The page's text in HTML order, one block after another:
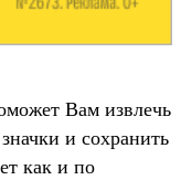
Вам извлечь
и сохранить
как и по